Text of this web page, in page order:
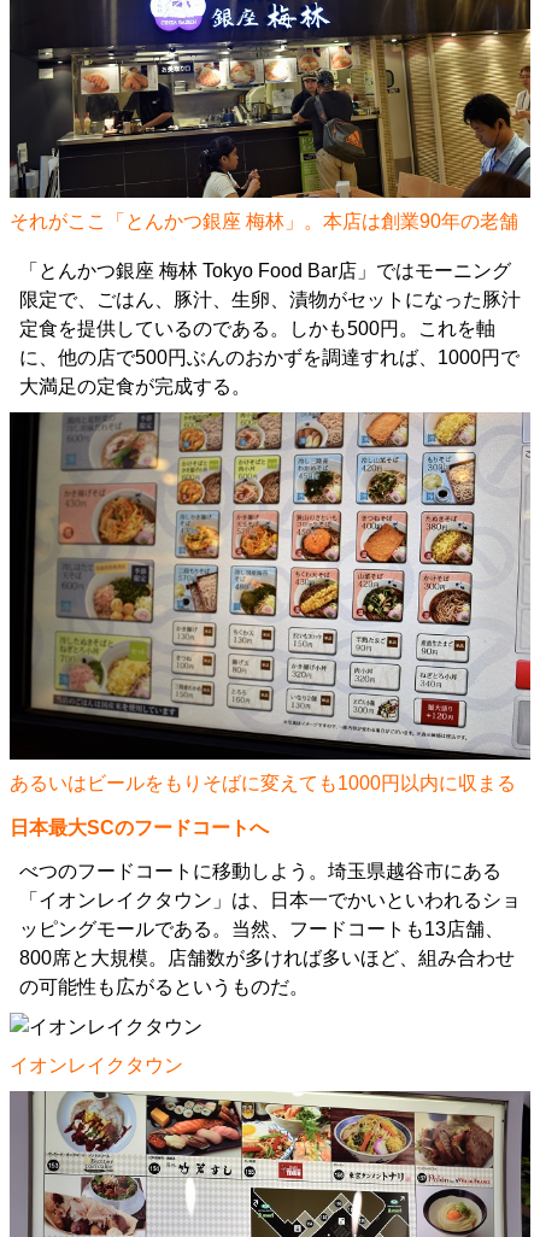
それがここ「とんかつ銀座 梅林」。本店は創業90年の老舗
「とんかつ銀座 梅林 Tokyo Food Bar店」ではモーニング
限定で、ごはん、豚汁、生卵、漬物がセットになった豚汁
定食を提供しているのである。しかも500円。これを軸
に、他の店で500円ぶんのおかずを調達すれば、1000円で
大満足の定食が完成する。
あるいはビールをもりそばに変えても1000円以内に収まる
日本最大SCのフードコートへ
べつのフードコートに移動しよう。埼玉県越谷市にある
「イオンレイクタウン」は、日本一でかいといわれるショ
ッピングモールである。当然、フードコートも13店舗、
800席と大規模。店舗数が多ければ多いほど、組み合わせ
の可能性も広がるというものだ。
イオンレイクタウン